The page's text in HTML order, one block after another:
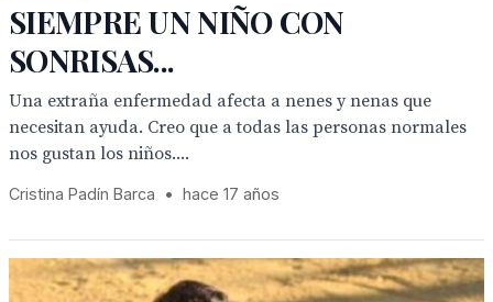
SIEMPRE UN NIÑO CON
SONRISAS...
Una extraña enfermedad afecta a nenes y nenas que
necesitan ayuda. Creo que a todas las personas normales
nos gustan los niños....
Cristina Padín Barca • hace 17 años